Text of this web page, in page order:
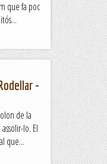
que fa poc
-
de la
lo. El
que...